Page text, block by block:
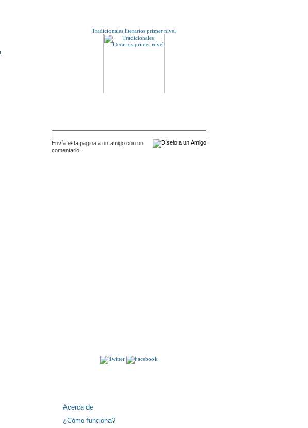
CURSO DE LINGÜÍSTICA GENERAL.
Envía esta pagina a un amigo con un
comentario.
Acerca de
¿Cómo funciona?